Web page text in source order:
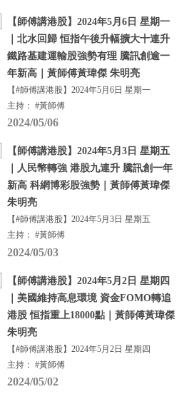
【師傅講港股】2024年5月6日 星期一
｜北水回歸 恒指午後升幅擴大十連升
鐵路基建運輸股強勢有理 騰訊創逾一
年新高｜黃師傅黃瑋傑 朱明亮
【#師傅講港股】2024年5月6日 星期一
主持： #黃師傅
2024/05/06
【師傅講港股】2024年5月3日 星期五
｜人民幣轉強 港股九連升 騰訊創一年
新高 科網博彩股強勢｜黃師傅黃瑋傑
朱明亮
【#師傅講港股】2024年5月3日 星期五
主持： #黃師傅
2024/05/03
【師傅講港股】2024年5月2日 星期四
｜美國維持高息環境 資金FOMO轉追
港股 恒指重上18000點｜黃師傅黃瑋傑
朱明亮
【#師傅講港股】2024年5月2日 星期四
主持： #黃師傅
2024/05/02